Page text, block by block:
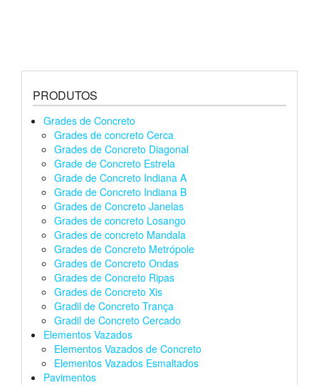
PRODUTOS
Grades de Concreto
Grades de concreto Cerca
Grades de Concreto Diagonal
Grade de Concreto Estrela
Grade de Concreto Indiana A
Grade de Concreto Indiana B
Grades de Concreto Janelas
Grades de concreto Losango
Grades de concreto Mandala
Grades de Concreto Metrópole
Grades de Concreto Ondas
Grades de Concreto Ripas
Grades de Concreto Xis
Gradil de Concreto Trança
Gradil de Concreto Cercado
Elementos Vazados
Elementos Vazados de Concreto
Elementos Vazados Esmaltados
Pavimentos